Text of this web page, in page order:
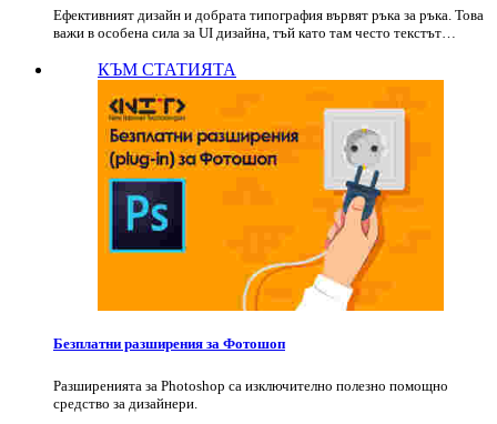
Ефективният дизайн и добрата типография вървят ръка за ръка. Това
важи в особена сила за UI дизайна, тъй като там често текстът…
КЪМ СТАТИЯТА
Безплатни разширения за Фотошоп
Разширенията за Photoshop са изключително полезно помощно
средство за дизайнери.